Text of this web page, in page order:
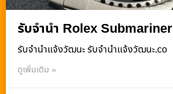
รับจำนำ Rolex Submariner
รับจํานําแจ้งวัฒนะ รับจํานําแจ้งวัฒนะ.co
ดูเพิ่มเติม »